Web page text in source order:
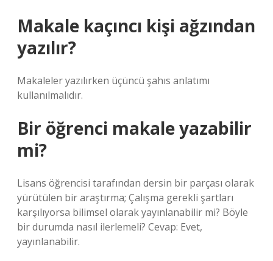
Makale kaçıncı kişi ağzından
yazılır?
Makaleler yazılırken üçüncü şahıs anlatımı
kullanılmalıdır.
Bir öğrenci makale yazabilir
mi?
Lisans öğrencisi tarafından dersin bir parçası olarak
yürütülen bir araştırma; Çalışma gerekli şartları
karşılıyorsa bilimsel olarak yayınlanabilir mi? Böyle
bir durumda nasıl ilerlemeli? Cevap: Evet,
yayınlanabilir.